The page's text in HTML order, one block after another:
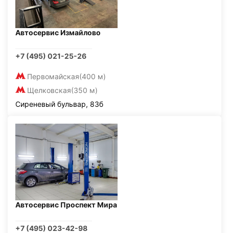
Автосервис Измайлово
+7 (495) 021-25-26
Первомайская(400 м)
Щелковская(350 м)
Сиреневый бульвар, 83б
Автосервис Проспект Мира
+7 (495) 023-42-98